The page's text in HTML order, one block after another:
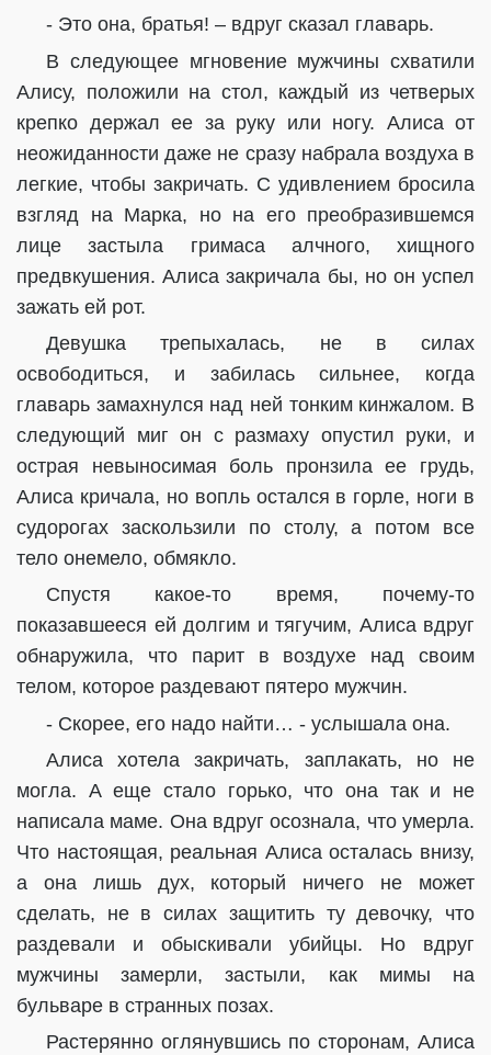
- Это она, братья! – вдруг сказал главарь.
В следующее мгновение мужчины схватили
Алису, положили на стол, каждый из четверых
крепко держал ее за руку или ногу. Алиса от
неожиданности даже не сразу набрала воздуха в
легкие, чтобы закричать. С удивлением бросила
взгляд на Марка, но на его преобразившемся
лице застыла гримаса алчного, хищного
предвкушения. Алиса закричала бы, но он успел
зажать ей рот.
Девушка трепыхалась, не в силах
освободиться, и забилась сильнее, когда
главарь замахнулся над ней тонким кинжалом. В
следующий миг он с размаху опустил руки, и
острая невыносимая боль пронзила ее грудь,
Алиса кричала, но вопль остался в горле, ноги в
судорогах заскользили по столу, а потом все
тело онемело, обмякло.
Спустя какое-то время, почему-то
показавшееся ей долгим и тягучим, Алиса вдруг
обнаружила, что парит в воздухе над своим
телом, которое раздевают пятеро мужчин.
- Скорее, его надо найти… - услышала она.
Алиса хотела закричать, заплакать, но не
могла. А еще стало горько, что она так и не
написала маме. Она вдруг осознала, что умерла.
Что настоящая, реальная Алиса осталась внизу,
а она лишь дух, который ничего не может
сделать, не в силах защитить ту девочку, что
раздевали и обыскивали убийцы. Но вдруг
мужчины замерли, застыли, как мимы на
бульваре в странных позах.
Растерянно оглянувшись по сторонам, Алиса